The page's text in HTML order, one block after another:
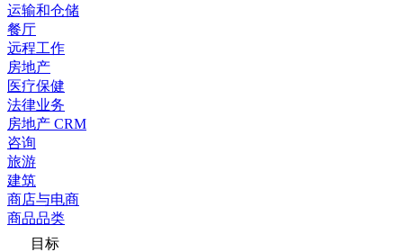
运输和仓储
餐厅
远程工作
房地产
医疗保健
法律业务
房地产 CRM
咨询
旅游
建筑
商店与电商
商品品类
目标